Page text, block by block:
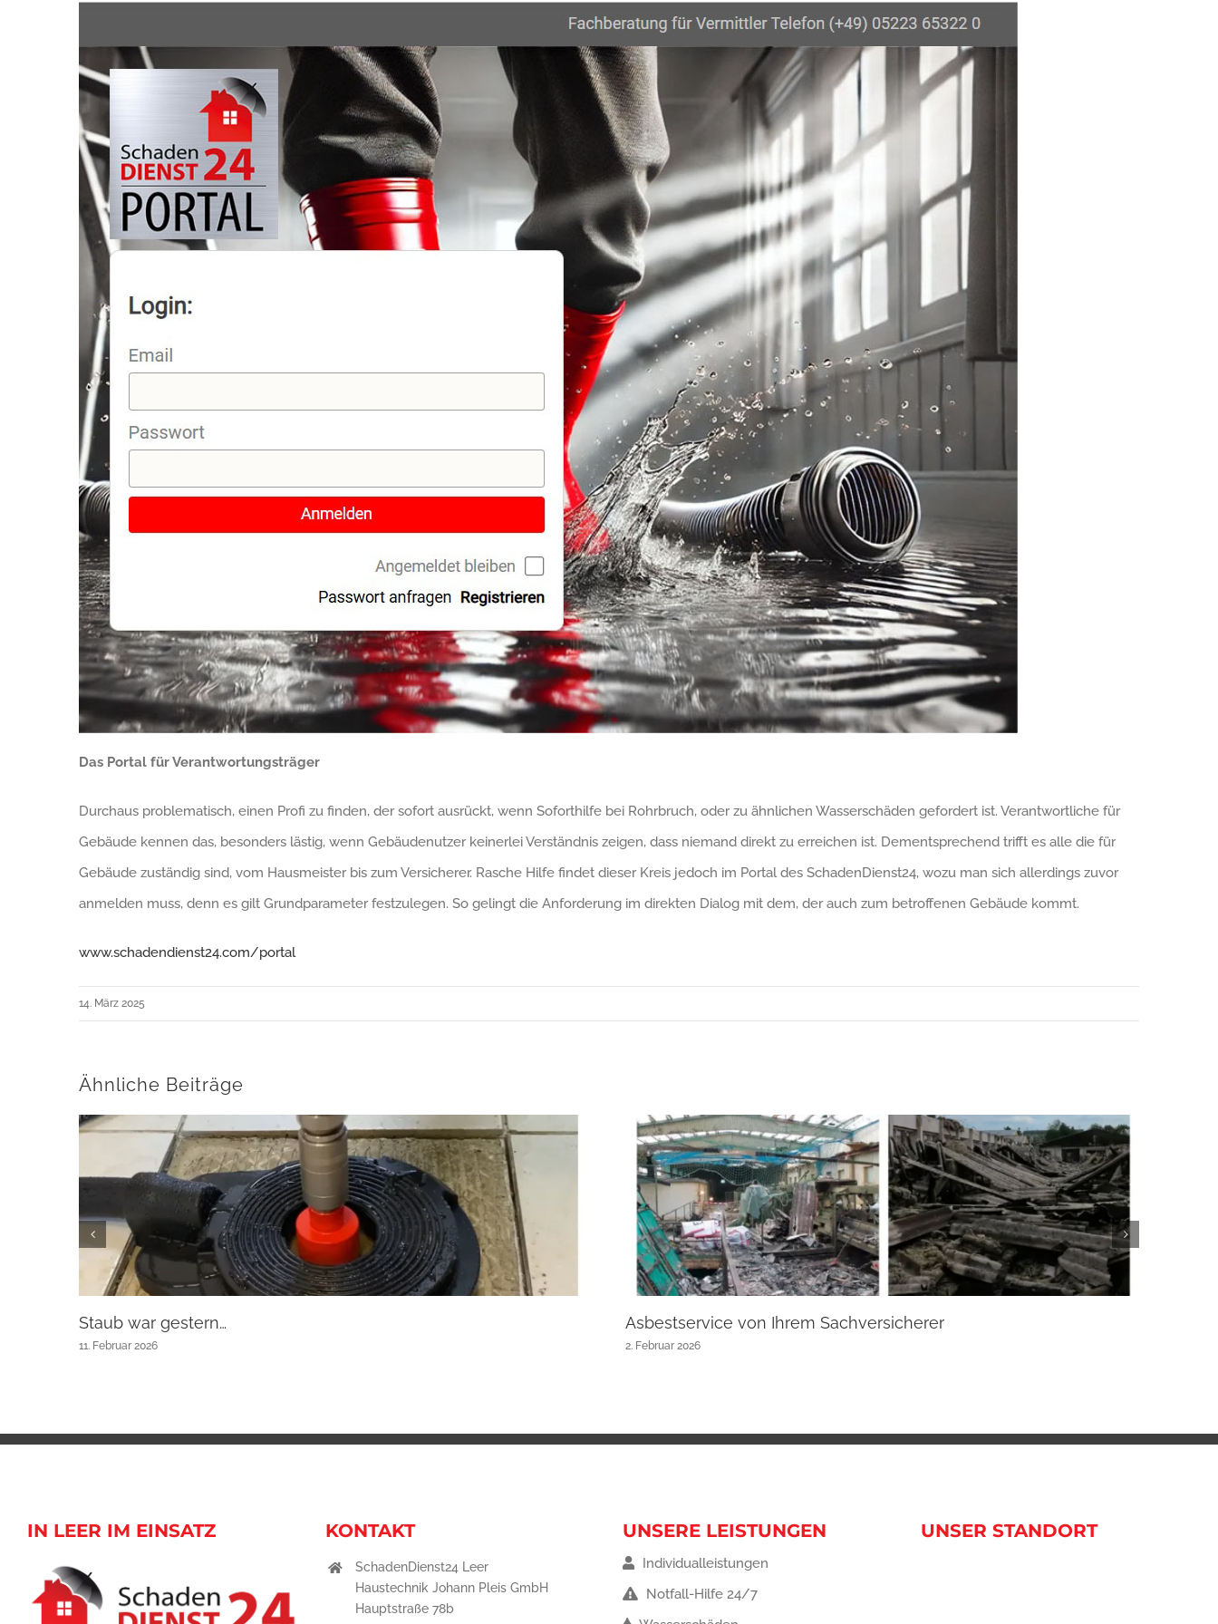
Das Portal für Verantwortungsträger
Durchaus problematisch, einen Profi zu finden, der sofort ausrückt, wenn Soforthilfe bei Rohrbruch, oder zu ähnlichen Wasserschäden gefordert ist. Verantwortliche für
Gebäude kennen das, besonders lästig, wenn Gebäudenutzer keinerlei Verständnis zeigen, dass niemand direkt zu erreichen ist. Dementsprechend trifft es alle die für
Gebäude zuständig sind, vom Hausmeister bis zum Versicherer. Rasche Hilfe findet dieser Kreis jedoch im Portal des SchadenDienst24, wozu man sich allerdings zuvor
anmelden muss, denn es gilt Grundparameter festzulegen. So gelingt die Anforderung im direkten Dialog mit dem, der auch zum betroffenen Gebäude kommt.
www.schadendienst24.com/portal
14. März 2025
Ähnliche Beiträge
Staub war gestern…
11. Februar 2026
Asbestservice von Ihrem Sachversicherer
2. Februar 2026
IN LEER IM EINSATZ KONTAKT
SchadenDienst24 Leer
Haustechnik Johann Pleis GmbH
Hauptstraße 78b
UNSERE LEISTUNGEN
Individualleistungen
Notfall-Hilfe 24/7
UNSER STANDORT